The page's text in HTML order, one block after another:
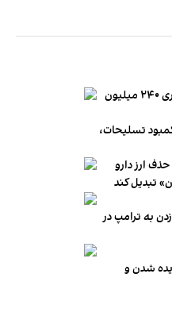
میانگین قیمت مسکن در تهران به متری ۲۴۰ میلیون
تسلیحات،
ارز دارو
به ترامپ در
شدن و